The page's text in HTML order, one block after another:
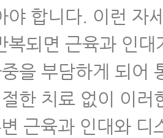
재발
야 합니다. 이런 자
복되면 근육과 인대
을 부담하게 되어
한 치료 없이 이러
근육과 인대와 디